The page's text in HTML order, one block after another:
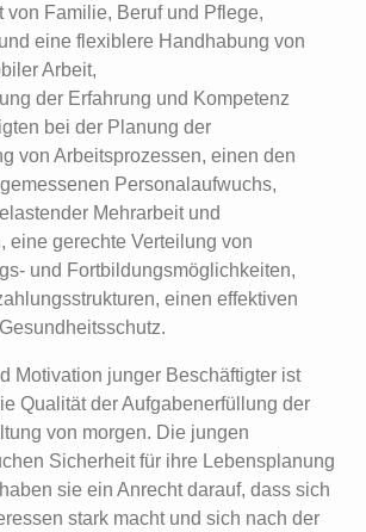
von Familie, Beruf und Pflege,
eine flexiblere Handhabung von
Arbeit,
der Erfahrung und Kompetenz
bei der Planung der
von Arbeitsprozessen, einen den
Personalaufwuchs,
Mehrarbeit und
eine gerechte Verteilung von
und Fortbildungsmöglichkeiten,
einen effektiven
Motivation junger Beschäftigter ist
Qualität der Aufgabenerfüllung der
von morgen. Die jungen
Sicherheit für ihre Lebensplanung
sie ein Anrecht darauf, dass sich
stark macht und sich nach der